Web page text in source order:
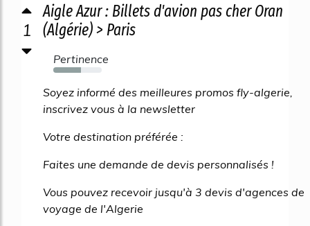
1
Aigle Azur : Billets d'avion pas cher Oran
(Algérie) > Paris
Pertinence
57%
Soyez informé des meilleures promos fly-algerie,
inscrivez vous à la newsletter
Votre destination préférée :
Faites une demande de devis personnalisés !
Vous pouvez recevoir jusqu'à 3 devis d'agences de
voyage de l'Algerie